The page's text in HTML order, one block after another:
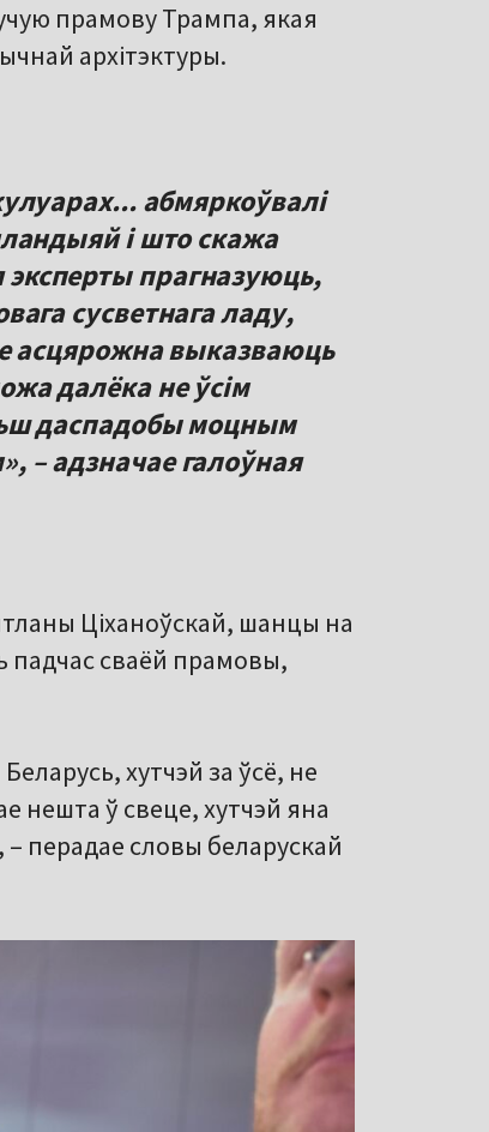
прамову Трампа, якая
архітэктуры.
абмяркоўвалі
і што скажа
прагназуюць,
сусветнага ладу,
асцярожна выказваюць
далёка не ўсім
даспадобы моцным
– адзначае галоўная
Ціханоўскай, шанцы на
падчас сваёй прамовы,
хутчэй за ўсё, не
нешта ў свеце, хутчэй яна
– перадае словы беларускай